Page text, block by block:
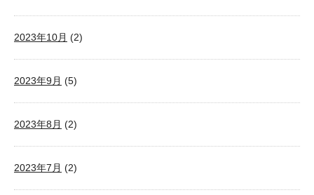
2023年10月 (2)
2023年9月 (5)
2023年8月 (2)
2023年7月 (2)